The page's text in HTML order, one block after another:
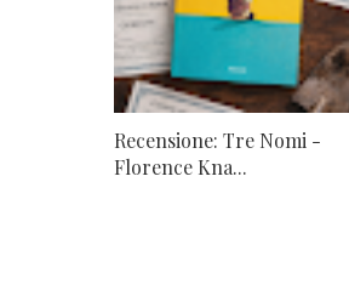
Recensione: Tre Nomi -
Florence Kna...